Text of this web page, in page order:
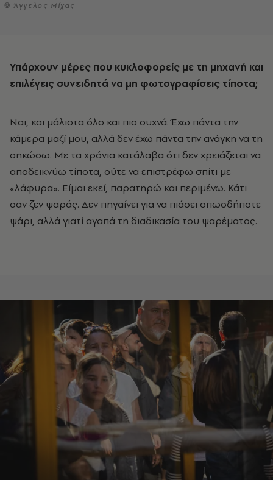
© Άγγελος Μίχας
Υπάρχουν μέρες που κυκλοφορείς με τη μηχανή και
επιλέγεις συνειδητά να μη φωτογραφίσεις τίποτα;
Ναι, και μάλιστα όλο και πιο συχνά. Έχω πάντα την
κάμερα μαζί μου, αλλά δεν έχω πάντα την ανάγκη να τη
σηκώσω. Με τα χρόνια κατάλαβα ότι δεν χρειάζεται να
αποδεικνύω τίποτα, ούτε να επιστρέφω σπίτι με
«λάφυρα». Είμαι εκεί, παρατηρώ και περιμένω. Κάτι
σαν ζεν ψαράς. Δεν πηγαίνει για να πιάσει οπωσδήποτε
ψάρι, αλλά γιατί αγαπά τη διαδικασία του ψαρέματος.